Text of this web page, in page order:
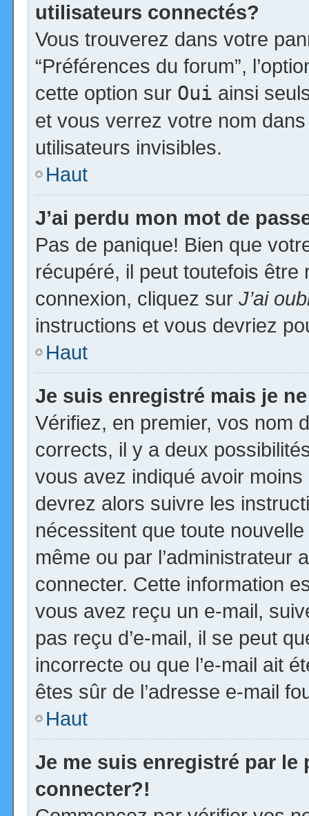
utilisateurs connectés?
Vous trouverez dans votre
“Préférences du forum”,
cette option sur Oui ainsi
et vous verrez votre nom
utilisateurs invisibles.
Haut
J’ai perdu mon mot de
Pas de panique! Bien que
récupéré, il peut toutefois
connexion, cliquez sur J’ai
instructions et vous devriez
Haut
Je suis enregistré mais je
Vérifiez, en premier, vos nom
corrects, il y a deux
vous avez indiqué avoir
devrez alors suivre les
nécessitent que toute
même ou par l’administrateur
connecter. Cette information
vous avez reçu un e-mail,
pas reçu d’e-mail, il se peut
incorrecte ou que l’e-mail ait
êtes sûr de l’adresse e-mail
Haut
Je me suis enregistré par le
connecter?!